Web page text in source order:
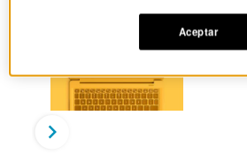
Aceptar